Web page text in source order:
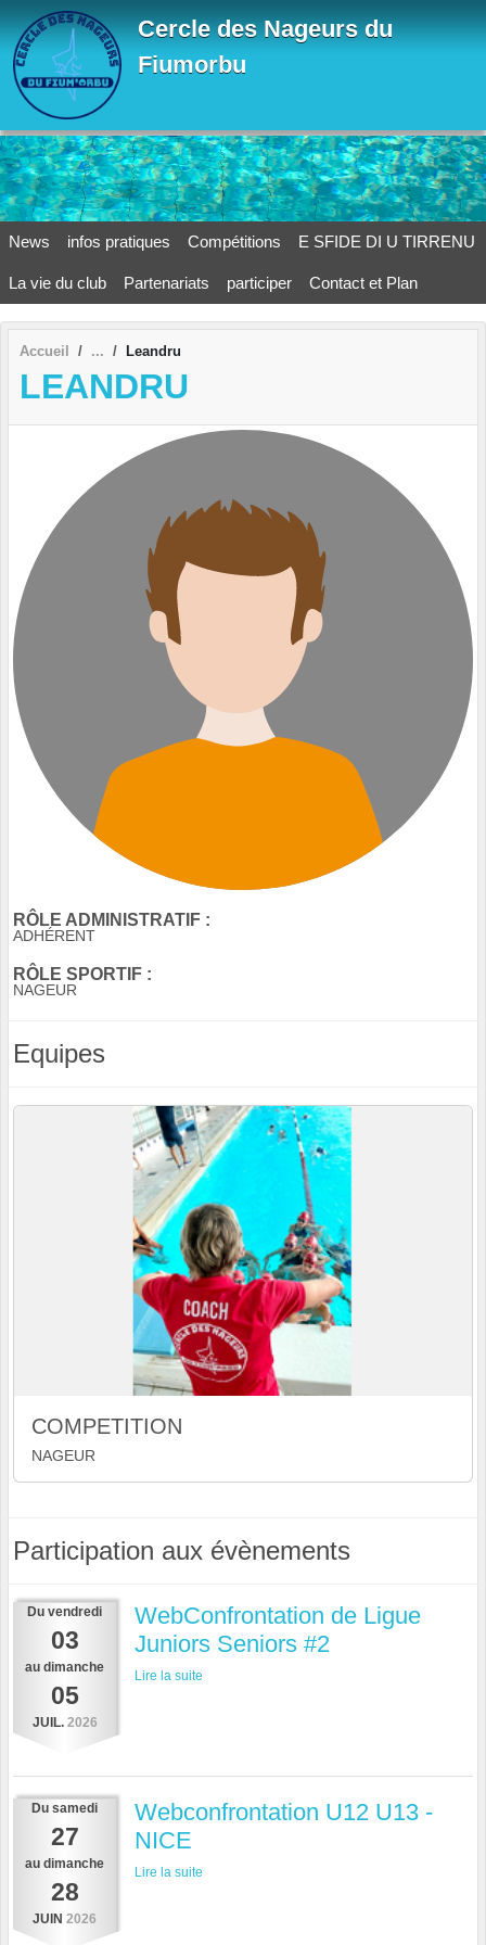
Cercle des Nageurs du
Fiumorbu
News infos pratiques Compétitions E SFIDE DI U TIRRENU
La vie du club Partenariats participer Contact et Plan
Accueil Leandru
LEANDRU
RÔLE ADMINISTRATIF :
ADHÉRENT
RÔLE SPORTIF :
NAGEUR
Equipes
COMPETITION
NAGEUR
Participation aux évènements
Du vendredi
03
au dimanche
05
JUIL. 2026
WebConfrontation de Ligue
Juniors Seniors #2
Lire la suite
Du samedi
27
au dimanche
28
JUIN 2026
Webconfrontation U12 U13 -
NICE
Lire la suite
Panneau de gestion des cookies